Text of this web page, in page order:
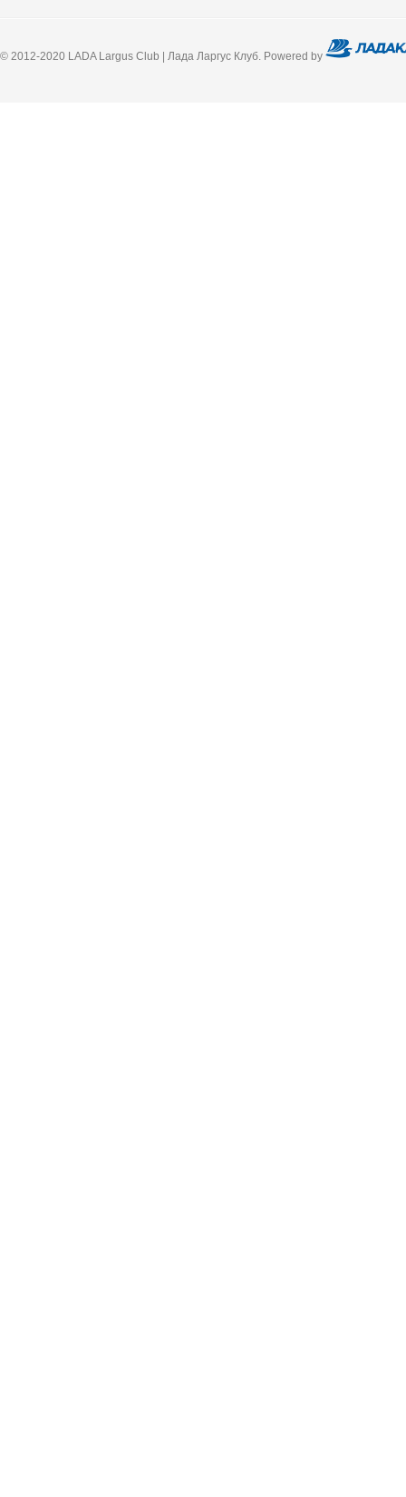
© 2012-2020 LADA Largus Club | Лада Ларгус Клуб. Powered by